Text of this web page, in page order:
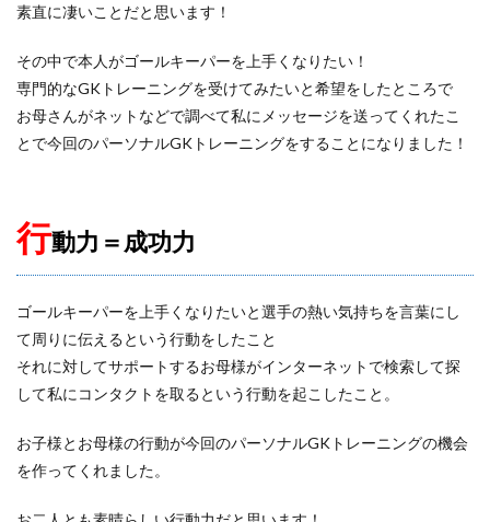
素直に凄いことだと思います！
その中で本人がゴールキーパーを上手くなりたい！
専門的なGKトレーニングを受けてみたいと希望をしたところで
お母さんがネットなどで調べて私にメッセージを送ってくれたこ
とで今回のパーソナルGKトレーニングをすることになりました！
行動力＝成功力
ゴールキーパーを上手くなりたいと選手の熱い気持ちを言葉にし
て周りに伝えるという行動をしたこと
それに対してサポートするお母様がインターネットで検索して探
して私にコンタクトを取るという行動を起こしたこと。
お子様とお母様の行動が今回のパーソナルGKトレーニングの機会
を作ってくれました。
プライベートレッスン
プレゼント企画
プレースピード
プレー中
プレー前
ヘタフェ
ボレーキック
ポジショニング
ポジティブ
ポゼッション
ポテンシャル
マインド
マクダビット
モンテディオ
モンテディオ山形
ラージョ
リカバリー
リツイート
リトリートライン
リバウンドメンタリティー
リバプール
レアルマドリー レガネス
三上綾太
三脚 上田綺世
下部組織
世界基準
両足
中学生
中学生GK 中山英樹